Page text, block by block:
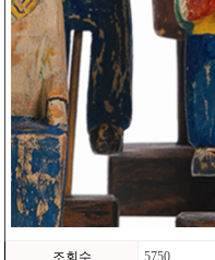
조회수 5750